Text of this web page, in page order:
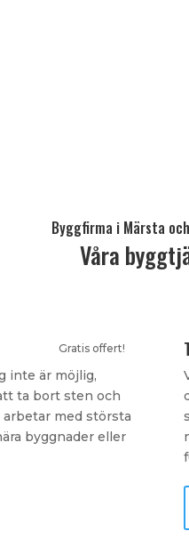
Byggfirma i Märsta
Våra
Gratis offert!
som smälter in i
allt från att
uterum eller ett
– både